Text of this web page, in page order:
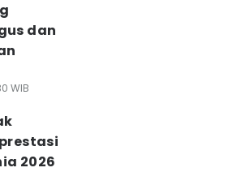
dan
WIB
2026